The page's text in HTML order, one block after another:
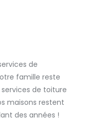
de
famille reste
de toiture
maisons restent
des années !